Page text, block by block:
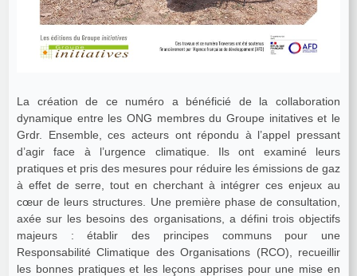
La création de ce numéro a bénéficié de la collaboration
dynamique entre les ONG membres du Groupe initatives et le
Grdr. Ensemble, ces acteurs ont répondu à l’appel pressant
d’agir face à l’urgence climatique. Ils ont examiné leurs
pratiques et pris des mesures pour réduire les émissions de gaz
à effet de serre, tout en cherchant à intégrer ces enjeux au
cœur de leurs structures. Une première phase de consultation,
axée sur les besoins des organisations, a défini trois objectifs
majeurs : établir des principes communs pour une
Responsabilité Climatique des Organisations (RCO), recueillir
les bonnes pratiques et les leçons apprises pour une mise en